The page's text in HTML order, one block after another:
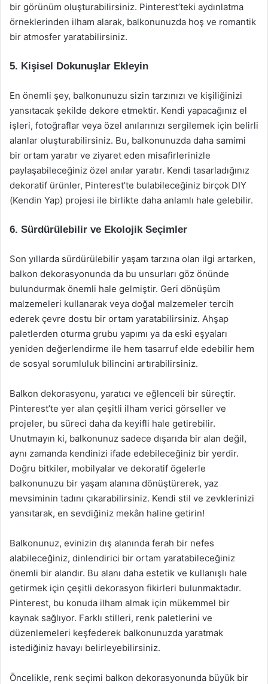
bir görünüm oluşturabilirsiniz. Pinterest’teki aydınlatma
örneklerinden ilham alarak, balkonunuzda hoş ve romantik
bir atmosfer yaratabilirsiniz.
5. Kişisel Dokunuşlar Ekleyin
En önemli şey, balkonunuzu sizin tarzınızı ve kişiliğinizi
yansıtacak şekilde dekore etmektir. Kendi yapacağınız el
işleri, fotoğraflar veya özel anılarınızı sergilemek için belirli
alanlar oluşturabilirsiniz. Bu, balkonunuzda daha samimi
bir ortam yaratır ve ziyaret eden misafirlerinizle
paylaşabileceğiniz özel anılar yaratır. Kendi tasarladığınız
dekoratif ürünler, Pinterest’te bulabileceğiniz birçok DIY
(Kendin Yap) projesi ile birlikte daha anlamlı hale gelebilir.
6. Sürdürülebilir ve Ekolojik Seçimler
Son yıllarda sürdürülebilir yaşam tarzına olan ilgi artarken,
balkon dekorasyonunda da bu unsurları göz önünde
bulundurmak önemli hale gelmiştir. Geri dönüşüm
malzemeleri kullanarak veya doğal malzemeler tercih
ederek çevre dostu bir ortam yaratabilirsiniz. Ahşap
paletlerden oturma grubu yapımı ya da eski eşyaları
yeniden değerlendirme ile hem tasarruf elde edebilir hem
de sosyal sorumluluk bilincini artırabilirsiniz.
Balkon dekorasyonu, yaratıcı ve eğlenceli bir süreçtir.
Pinterest’te yer alan çeşitli ilham verici görseller ve
projeler, bu süreci daha da keyifli hale getirebilir.
Unutmayın ki, balkonunuz sadece dışarıda bir alan değil,
aynı zamanda kendinizi ifade edebileceğiniz bir yerdir.
Doğru bitkiler, mobilyalar ve dekoratif ögelerle
balkonunuzu bir yaşam alanına dönüştürerek, yaz
mevsiminin tadını çıkarabilirsiniz. Kendi stil ve zevklerinizi
yansıtarak, en sevdiğiniz mekân haline getirin!
Balkonunuz, evinizin dış alanında ferah bir nefes
alabileceğiniz, dinlendirici bir ortam yaratabileceğiniz
önemli bir alandır. Bu alanı daha estetik ve kullanışlı hale
getirmek için çeşitli dekorasyon fikirleri bulunmaktadır.
Pinterest, bu konuda ilham almak için mükemmel bir
kaynak sağlıyor. Farklı stilleri, renk paletlerini ve
düzenlemeleri keşfederek balkonunuzda yaratmak
istediğiniz havayı belirleyebilirsiniz.
Öncelikle, renk seçimi balkon dekorasyonunda büyük bir